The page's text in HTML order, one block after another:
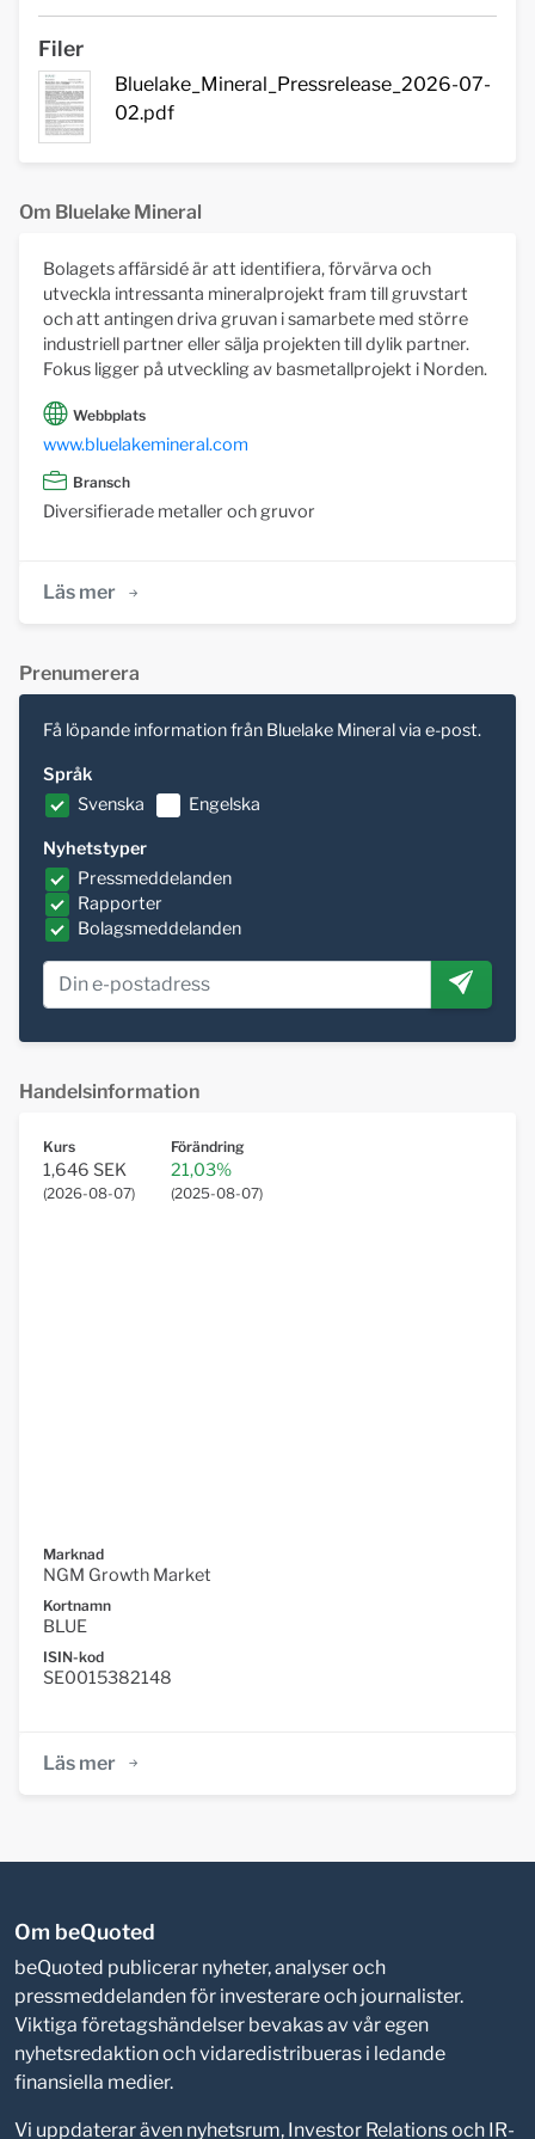
Filer
Bluelake_Mineral_Pressrelease_2026-07-
02.pdf
Om Bluelake Mineral
Bolagets affärsidé är att identifiera, förvärva och
utveckla intressanta mineralprojekt fram till gruvstart
och att antingen driva gruvan i samarbete med större
industriell partner eller sälja projekten till dylik partner.
Fokus ligger på utveckling av basmetallprojekt i Norden.
Webbplats
www.bluelakemineral.com
Bransch
Diversifierade metaller och gruvor
Läs mer
Prenumerera
Få löpande information från Bluelake Mineral via e-post.
Språk
Svenska
Engelska
Nyhetstyper
Pressmeddelanden
Rapporter
Bolagsmeddelanden
Handelsinformation
Kurs
1,646 SEK
(2026-08-07)
Förändring
21,03%
(2025-08-07)
Marknad
NGM Growth Market
Kortnamn
BLUE
ISIN-kod
SE0015382148
Läs mer
Om beQuoted
beQuoted publicerar nyheter, analyser och
pressmeddelanden för investerare och journalister.
Viktiga företagshändelser bevakas av vår egen
nyhetsredaktion och vidaredistribueras i ledande
finansiella medier.
Vi uppdaterar även nyhetsrum, Investor Relations och IR-